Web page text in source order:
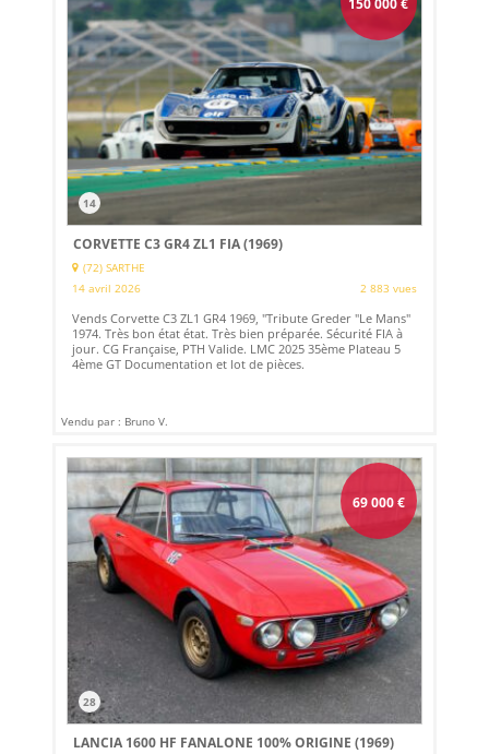
150 000€
14
CORVETTE C3 GR4 ZL1 FIA (1969)
(72) SARTHE
14 avril 2026
2 883 vues
Vends Corvette C3 ZL1 GR4 1969, "Tribute Greder "Le Mans"
1974. Très bon état état. Très bien préparée. Sécurité FIA à
jour. CG Française, PTH Valide. LMC 2025 35ème Plateau 5
4ème GT Documentation et lot de pièces.
Vendu par : Bruno V.
69 000€
28
LANCIA 1600 HF FANALONE 100% ORIGINE (1969)